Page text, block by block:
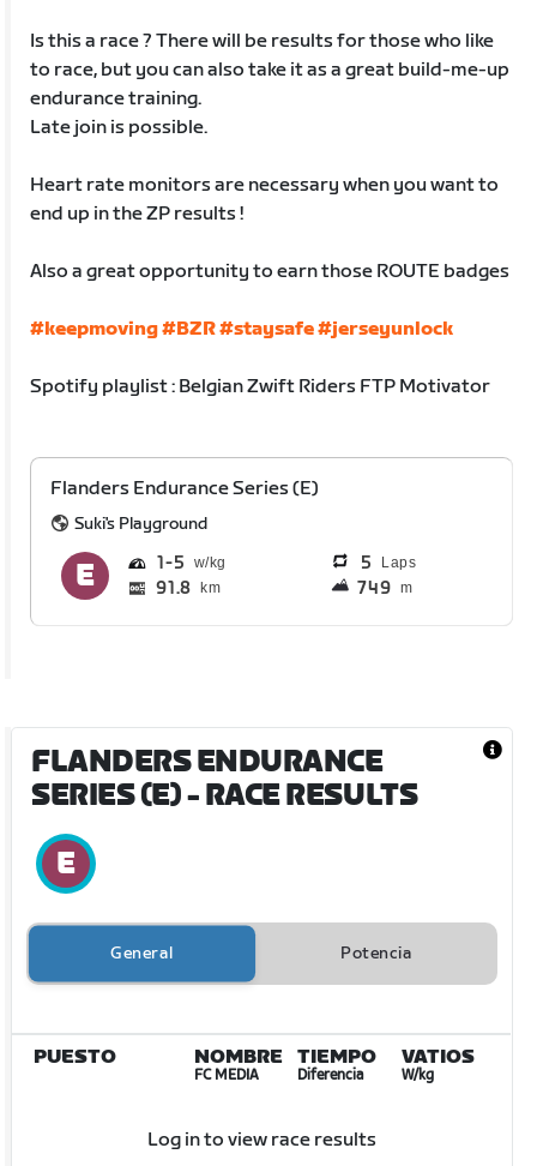
Is this a race ? There will be results for those who like
to race, but you can also take it as a great build-me-up
endurance training.
Late join is possible.
Heart rate monitors are necessary when you want to
end up in the ZP results !
Also a great opportunity to earn those ROUTE badges
#keepmoving#BZR#staysafe#jerseyunlock
Spotify playlist : Belgian Zwift Riders FTP Motivator
Flanders Endurance Series (E)
Suki's Playground
1 5 5 Laps
91.8 km 749 m
FLANDERS ENDURANCE
SERIES (E)- RACE RESULTS
General Potencia
PUESTO NOMBRE
FC MEDIA
TIEMPO
Diferencia
VATIOS
W/kg
Log in to view race results